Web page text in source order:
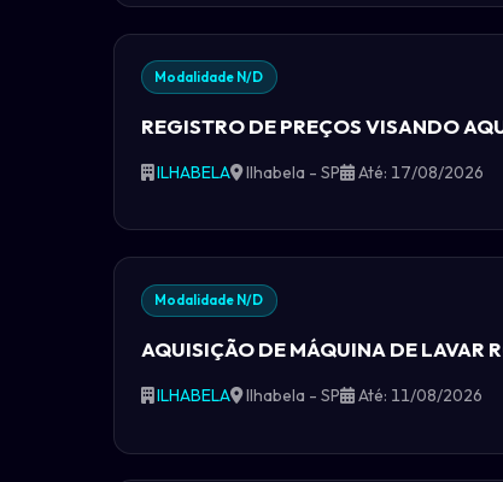
Modalidade N/D
REGISTRO DE PREÇOS VISANDO
ILHABELA Ilhabela - SP Até: 17/08/2026
Modalidade N/D
AQUISIÇÃO DE MÁQUINA DE LAVAR
ILHABELA Ilhabela - SP Até: 11/08/2026